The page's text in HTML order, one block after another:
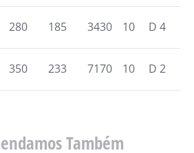
280 185 3430 10 D 4
350 233 7170 10 D 2
Também